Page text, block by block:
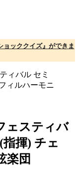
ョッククイズ』ができま
ェスティバ
揮) チェ
楽団